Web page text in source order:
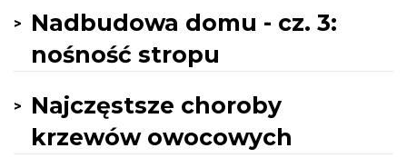
Nadbudowa domu - cz. 3:
nośność stropu
Najczęstsze choroby
krzewów owocowych